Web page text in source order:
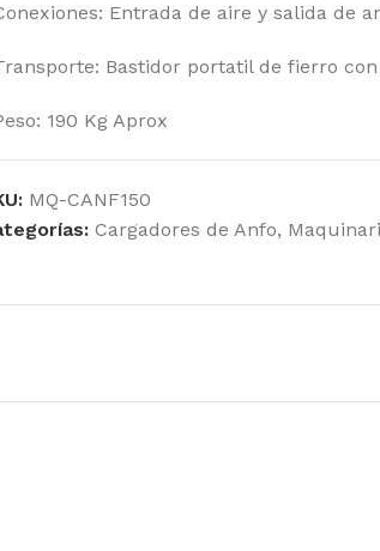
Entrada de aire y salida de
Bastidor portatil de fierro
190 Kg Aprox
MQ-CANF150
Cargadores de Anfo,